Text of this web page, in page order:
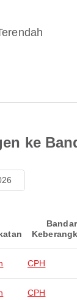
ke
CPH
CPH